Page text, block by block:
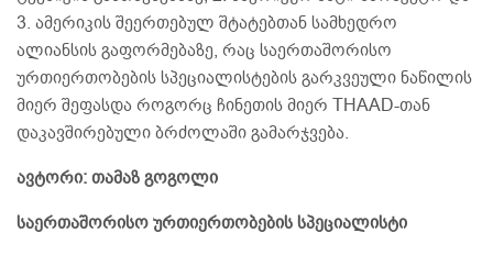
3. ამერიკის შეერთებულ შტატებთან სამხედრო
ალიანსის გაფორმებაზე, რაც საერთაშორისო
ურთიერთობების სპეციალისტების გარკვეული ნაწილის
მიერ შეფასდა როგორც ჩინეთის მიერ THAAD-თან
დაკავშირებული ბრძოლაში გამარჯვება.
ავტორი: თამაზ გოგოლი
საერთაშორისო ურთიერთობების სპეციალისტი